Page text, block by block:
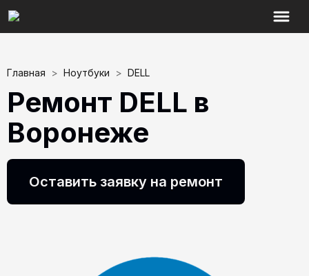
Главная > Ноутбуки > DELL
Ремонт DELL в
Воронеже
Оставить заявку на ремонт